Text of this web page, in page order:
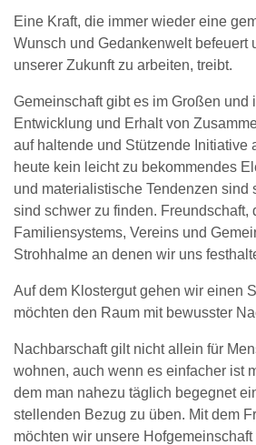
Eine Kraft, die immer wieder eine
Wunsch und Gedankenwelt befeuert
unserer Zukunft zu arbeiten, treibt.
Gemeinschaft gibt es im Großen und
Entwicklung und Erhalt von
auf haltende und Stützende Initiative
heute kein leicht zu bekommendes
und materialistische Tendenzen sind
sind schwer zu finden. Freundschaft,
Familiensystems, Vereins und
Strohhalme an denen wir uns
Auf dem Klostergut gehen wir einen
möchten den Raum mit bewusster
Nachbarschaft gilt nicht allein für
wohnen, auch wenn es einfacher ist
dem man nahezu täglich begegnet
stellenden Bezug zu üben. Mit dem
möchten wir unsere